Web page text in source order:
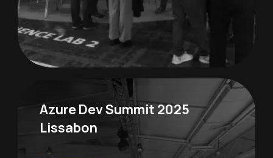
Azure Dev Summit 2025
Lissabon